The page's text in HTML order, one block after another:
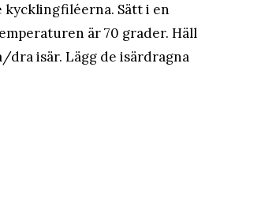
kycklingfiléerna. Sätt i en
är 70 grader. Häll
dra isär. Lägg de isärdragna